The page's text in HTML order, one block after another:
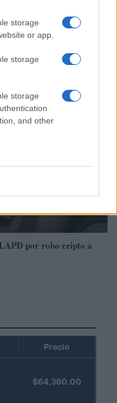
storage
or app.
storage
storage
and other
evolución y perspectivas
por robo cripto a
Precio
$64,360.00